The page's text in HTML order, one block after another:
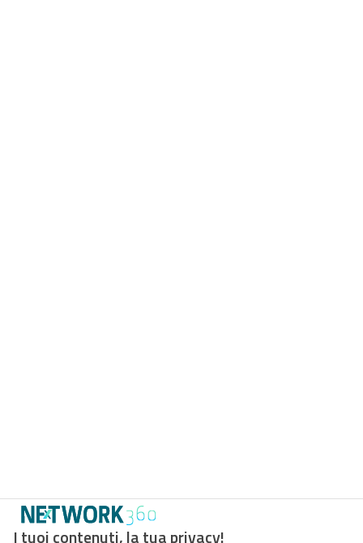
I tuoi contenuti, la tua privacy!